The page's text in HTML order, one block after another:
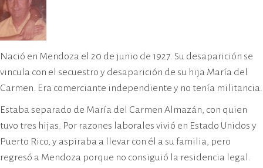
Nació en Mendoza el 20 de junio de 1927. Su desaparición se
vincula con el secuestro y desaparición de su hija María del
Carmen. Era comerciante independiente y no tenía militancia.
Estaba separado de María del Carmen Almazán, con quien
tuvo tres hijas. Por razones laborales vivió en Estado Unidos y
Puerto Rico, y aspiraba a llevar con él a su familia, pero
regresó a Mendoza porque no consiguió la residencia legal.